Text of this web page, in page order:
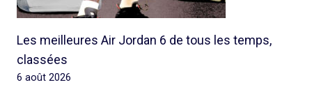
Les meilleures Air Jordan 6 de tous les temps,
classées
6 août 2026